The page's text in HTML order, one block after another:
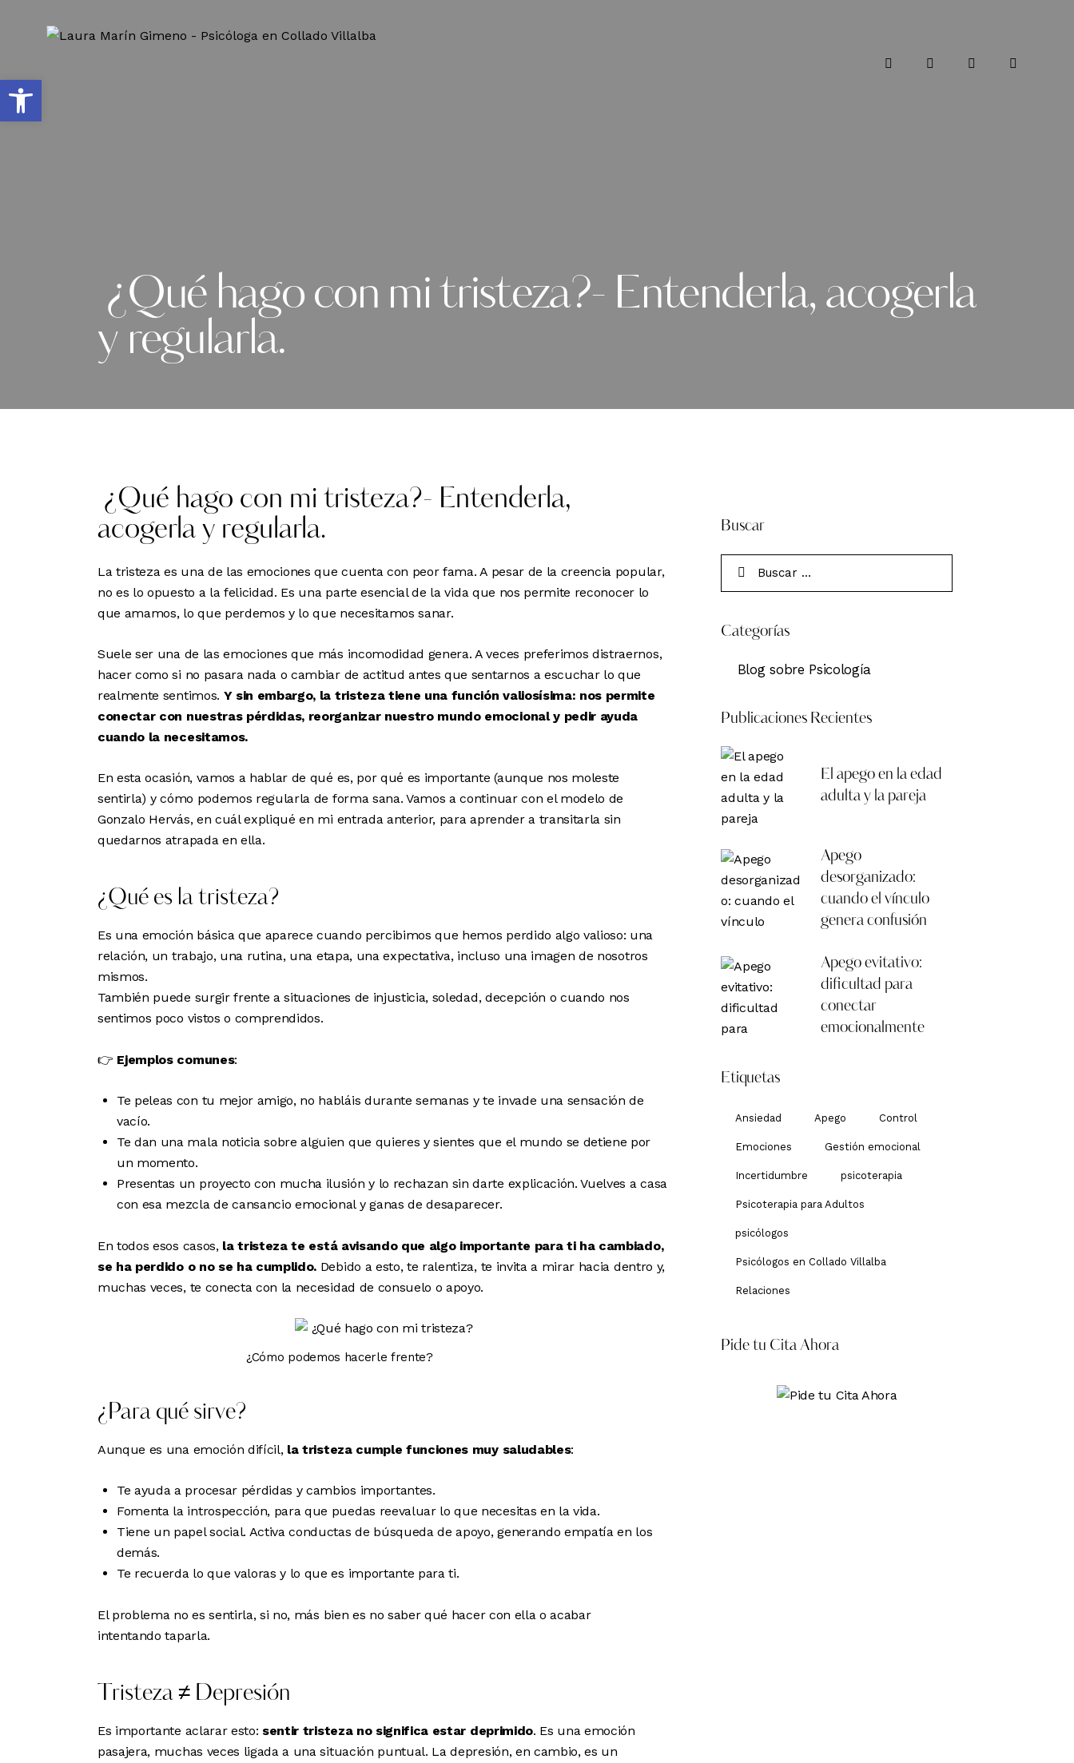
¿Qué hago con mi tristeza?- Entenderla, acogerla
y regularla.
¿Qué hago con mi tristeza?- Entenderla,
acogerla y regularla.
La tristeza es una de las emociones que cuenta con peor fama. A pesar de la creencia popular,
no es lo opuesto a la felicidad. Es una parte esencial de la vida que nos permite reconocer lo
que amamos, lo que perdemos y lo que necesitamos sanar.
Suele ser una de las emociones que más incomodidad genera. A veces preferimos distraernos,
hacer como si no pasara nada o cambiar de actitud antes que sentarnos a escuchar lo que
realmente sentimos. Y sin embargo, la tristeza tiene una función valiosísima: nos permite
conectar con nuestras pérdidas, reorganizar nuestro mundo emocional y pedir ayuda
cuando la necesitamos.
En esta ocasión, vamos a hablar de qué es, por qué es importante (aunque nos moleste
sentirla) y cómo podemos regularla de forma sana. Vamos a continuar con el modelo de
Gonzalo Hervás, en cuál expliqué en mi entrada anterior, para aprender a transitarla sin
quedarnos atrapada en ella.
¿Qué es la tristeza?
Es una emoción básica que aparece cuando percibimos que hemos perdido algo valioso: una
relación, un trabajo, una rutina, una etapa, una expectativa, incluso una imagen de nosotros
mismos.
También puede surgir frente a situaciones de injusticia, soledad, decepción o cuando nos
sentimos poco vistos o comprendidos.
👉 Ejemplos comunes:
Te peleas con tu mejor amigo, no habláis durante semanas y te invade una sensación de
vacío.
Te dan una mala noticia sobre alguien que quieres y sientes que el mundo se detiene por
un momento.
Presentas un proyecto con mucha ilusión y lo rechazan sin darte explicación. Vuelves a casa
con esa mezcla de cansancio emocional y ganas de desaparecer.
En todos esos casos, la tristeza te está avisando que algo importante para ti ha cambiado,
se ha perdido o no se ha cumplido. Debido a esto, te ralentiza, te invita a mirar hacia dentro y,
muchas veces, te conecta con la necesidad de consuelo o apoyo.
¿Cómo podemos hacerle frente?
¿Para qué sirve?
Aunque es una emoción difícil, la tristeza cumple funciones muy saludables:
Te ayuda a procesar pérdidas y cambios importantes.
Fomenta la introspección, para que puedas reevaluar lo que necesitas en la vida.
Tiene un papel social. Activa conductas de búsqueda de apoyo, generando empatía en los
demás.
Te recuerda lo que valoras y lo que es importante para ti.
El problema no es sentirla, si no, más bien es no saber qué hacer con ella o acabar
intentando taparla.
Tristeza ≠ Depresión
Es importante aclarar esto: sentir tristeza no significa estar deprimido. Es una emoción
pasajera, muchas veces ligada a una situación puntual. La depresión, en cambio, es un
Buscar
Categorías
Blog sobre Psicología
Publicaciones Recientes
El apego en la edad
adulta y la pareja
Apego
desorganizado:
cuando el vínculo
genera confusión
Apego evitativo:
dificultad para
conectar
emocionalmente
Etiquetas
Ansiedad Apego Control
Emociones Gestión emocional
Incertidumbre psicoterapia
Psicoterapia para Adultos
psicólogos
Psicólogos en Collado Villalba
Relaciones
Pide tu Cita Ahora
Abrir barra de herramientas